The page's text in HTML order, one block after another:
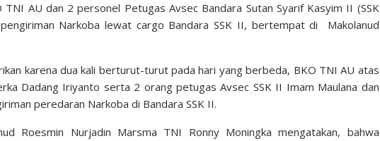
AU dan 2 personel Petugas Avsec Bandara Sutan Syarif Kasyim II (SSK
Narkoba lewat cargo Bandara SSK II, bertempat di Makolanud
karena dua kali berturut-turut pada hari yang berbeda, BKO TNI AU atas
Dadang Iriyanto serta 2 orang petugas Avsec SSK II Imam Maulana dan
peredaran Narkoba di Bandara SSK II.
Roesmin Nurjadin Marsma TNI Ronny Moningka mengatakan, bahwa